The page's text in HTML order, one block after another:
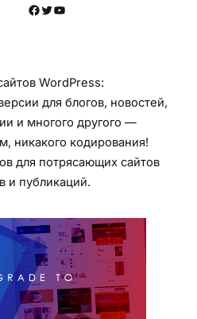
Facebook Twitter YouTube
WordPress:
для блогов, новостей,
и многого другого —
никакого кодирования!
для потрясающих сайтов
и публикаций.